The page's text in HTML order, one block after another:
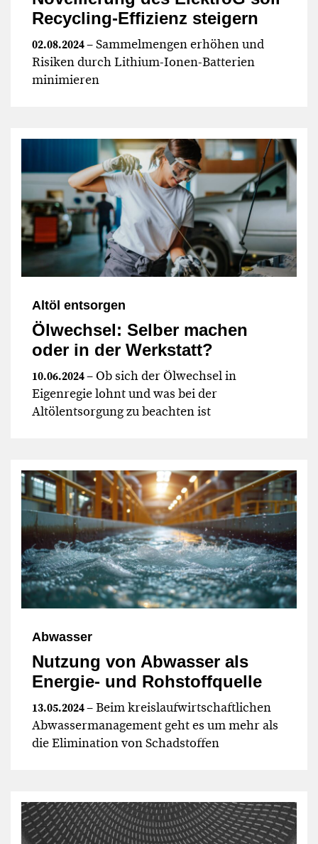
Recycling-Effizienz steigern
02.08.2024– Sammelmengen erhöhen und
Risiken durch Lithium-Ionen-Batterien
minimieren
Altöl entsorgen
Ölwechsel: Selber machen
oder in der Werkstatt?
10.06.2024– Ob sich der Ölwechsel in
Eigenregie lohnt und was bei der
Altölentsorgung zu beachten ist
Abwasser
Nutzung von Abwasser als
Energie- und Rohstoffquelle
13.05.2024– Beim kreislaufwirtschaftlichen
Abwassermanagement geht es um mehr als
die Elimination von Schadstoffen